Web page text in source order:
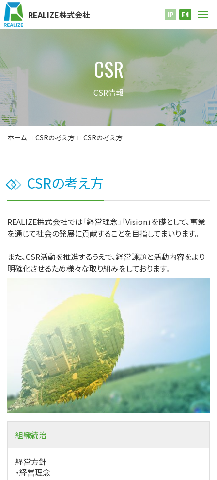
REALIZE株式会社 EN
JP
CSR
CSR情報
ホーム CSRの考え方 CSRの考え方
CSRの考え方
REALIZE株式会社では「経営理念」「Vision」を礎として、事業
を通じて社会の発展に貢献することを目指してまいります。
また、CSR活動を推進するうえで、経営課題と活動内容をより
明確化させるため様々な取り組みをしております。
組織統治
経営方針
・経営理念